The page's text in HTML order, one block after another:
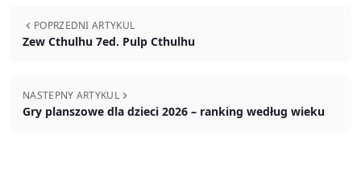
POPRZEDNI ARTYKUL
Zew Cthulhu 7ed. Pulp Cthulhu
NASTEPNY ARTYKUL
Gry planszowe dla dzieci 2026 – ranking według wieku